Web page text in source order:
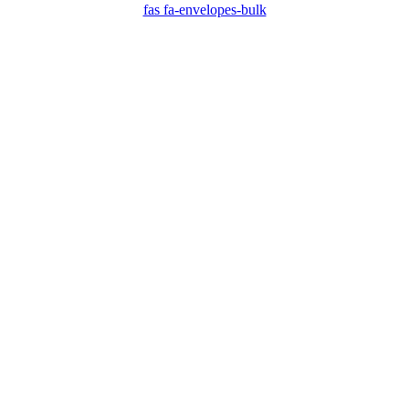
fas fa-envelopes-bulk